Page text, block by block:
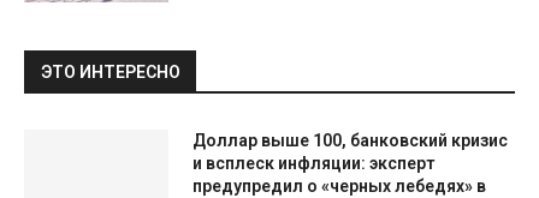
ЭТО ИНТЕРЕСНО
Доллар выше 100, банковский кризис
и всплеск инфляции: эксперт
предупредил о «черных лебедях» в